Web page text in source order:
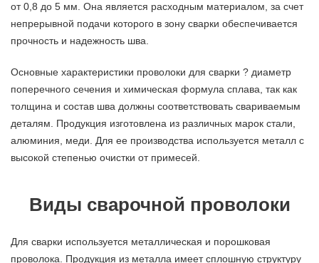
от 0,8 до 5 мм. Она является расходным материалом, за счет
непрерывной подачи которого в зону сварки обеспечивается
прочность и надежность шва.
Основные характеристики проволоки для сварки ? диаметр
поперечного сечения и химическая формула сплава, так как
толщина и состав шва должны соответствовать свариваемым
деталям. Продукция изготовлена из различных марок стали,
алюминия, меди. Для ее производства используется металл с
высокой степенью очистки от примесей.
Виды сварочной проволоки
Для сварки используется металлическая и порошковая
проволока. Продукция из металла имеет сплошную структуру